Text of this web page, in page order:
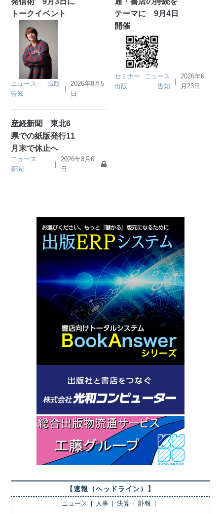
トークイベント
ニュース
出版
告知
｜
2026年8月5
日
テーマに 9月4日
開催
セミナー
ニュース
出版
告知
｜
2026年6
月23日
産経新聞 東北6
県での紙版発行11
月末で休止へ
ニュース
新聞
｜
2026年8月6
日
【速報（ヘッドライン）】
ニュース 人事 決算 訃報